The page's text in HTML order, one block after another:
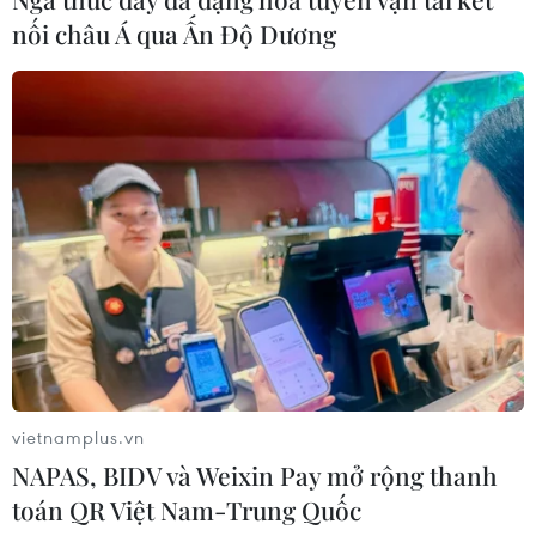
Hơn 300 doanh nghiệp tham gia
Triển lãm quốc tế chuyên ngành y
dược
30/07/2026 05:02
Xem thêm
CƠ QUAN CHỦ QUẢN: THÔNG TẤN XÃ VIỆT NAM
Tổng Biên tập: TRẦN TIẾN DUẨN
nối châu Á qua Ấn Độ Dương
vietnamplus.vn
NAPAS, BIDV và Weixin Pay mở rộng thanh
toán QR Việt Nam-Trung Quốc